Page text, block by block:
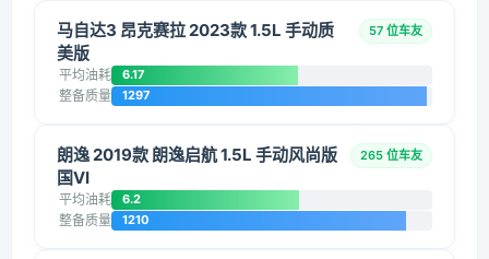
马自达3 昂克赛拉 2023款 1.5L 手动质
美版
57 位车友
平均油耗 6.17
整备质量 1297
朗逸 2019款 朗逸启航 1.5L 手动风尚版
国VI
265 位车友
平均油耗 6.2
整备质量 1210